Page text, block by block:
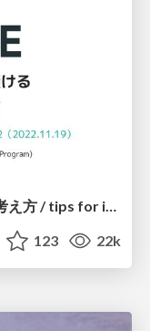
個人開発の失敗を避けるイケてる考え方 / tips for indie hackers
123 22k